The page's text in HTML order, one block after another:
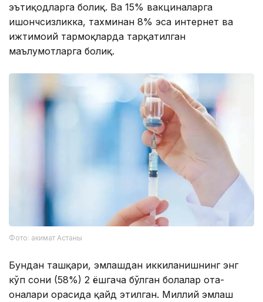
эътиқодларга боғлиқ. Ва 15% вакциналарга
ишончсизликка, тахминан 8% эса интернет ва
ижтимоий тармоқларда тарқатилган
маълумотларга боғлиқ.
Фото: акимат Астаны
Бундан ташқари, эмлашдан иккиланишнинг энг
кўп сони (58%) 2 ёшгача бўлган болалар ота-
оналари орасида қайд этилган. Миллий эмлаш